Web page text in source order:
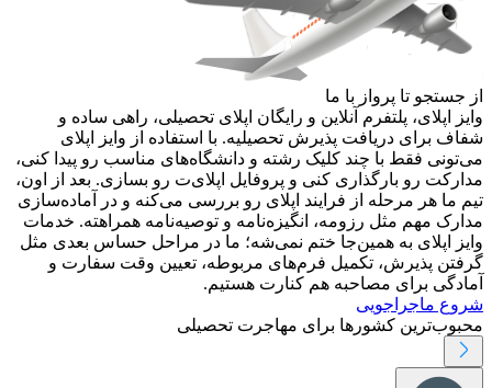
از جستجو تا پرواز با ما
وایز اپلای، پلتفرم آنلاین و رایگان اپلای تحصیلی، راهی ساده و
شفاف برای دریافت پذیرش تحصیلیه. با استفاده از وایز اپلای
می‌تونی فقط با چند کلیک رشته و دانشگاه‌های مناسب رو پیدا کنی،
مدارکت رو بارگذاری کنی و پروفایل اپلای‌ت رو بسازی. بعد از اون،
تیم ما هر مرحله از فرایند اپلای رو بررسی می‌کنه و در آماده‌سازی
مدارک مهم مثل رزومه، انگیزه‌نامه و توصیه‌نامه همراهته. خدمات
وایز اپلای به همین‌جا ختم نمی‌شه؛ ما در مراحل حساس بعدی مثل
گرفتن پذیرش، تکمیل فرم‌های مربوطه، تعیین وقت سفارت و
آمادگی برای مصاحبه هم کنارت هستیم.
شروع ماجراجویی
محبوب‌ترین کشورها برای مهاجرت تحصیلی